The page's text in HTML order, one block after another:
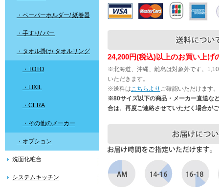
・ペーパーホルダー/ 紙巻器
・手すり/ バー
・タオル掛け/ タオルリング
・TOTO
・LIXIL
・CERA
・その他のメーカー
・オプション
洗面化粧台
システムキッチン
24,200円(税込)以上のお買い上げ
※北海道、沖縄、離島は対象外です。
いただきます。
※送料はこちらより ご確認いただけます。
※80サイズ以下の商品・メーカー直送な
合は、再度ご連絡させていただく場合が